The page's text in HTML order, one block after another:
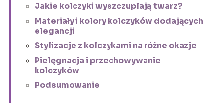
Jakie kolczyki wyszczuplają twarz?
Materiały i kolory kolczyków dodających
elegancji
Stylizacje z kolczykami na różne okazje
Pielęgnacja i przechowywanie
kolczyków
Podsumowanie